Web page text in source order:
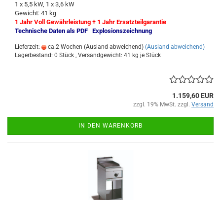
1 x 5,5 kW, 1 x 3,6 kW
Gewicht: 41 kg
1 Jahr Voll Gewährleistung + 1 Jahr Ersatzteilgarantie
Technische Daten als PDF Explosionszeichnung
Lieferzeit: ca.2 Wochen (Ausland abweichend) (Ausland abweichend)
Lagerbestand: 0 Stück , Versandgewicht: 41 kg je Stück
1.159,60 EUR
zzgl. 19% MwSt. zzgl. Versand
IN DEN WARENKORB